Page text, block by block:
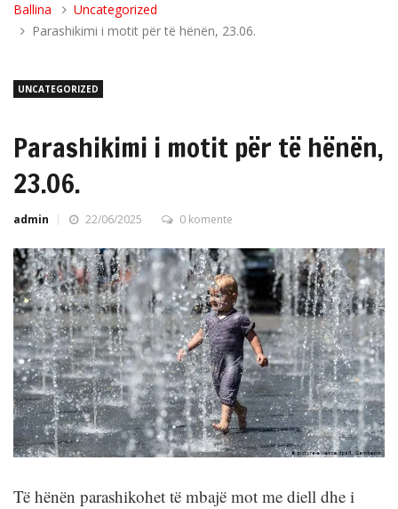
Ballina
Uncategorized
Parashikimi i motit për të hënën, 23.06.
UNCATEGORIZED
Parashikimi i motit për të hënën,
23.06.
admin 22/06/2025 0 komente
Të hënën parashikohet të mbajë mot me diell dhe i